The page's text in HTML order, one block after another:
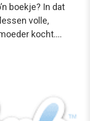
boekje? In dat
volle,
kocht.…